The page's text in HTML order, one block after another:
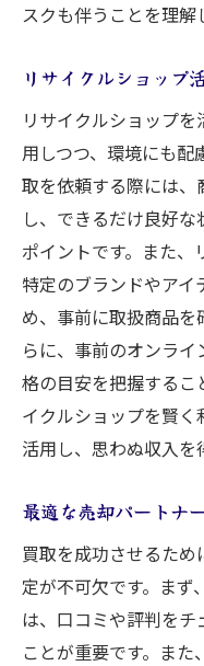
スクも伴うことを理解
リサイクルショップ
リサイクルショップ
用しつつ、環境にも配
取を依頼する際には、
し、できるだけ良好
ポイントです。また、
特定のブランドやア
め、事前に取扱商品
らに、事前のオンラ
格の目安を把握するこ
イクルショップを賢
活用し、思わぬ収入を
最適な売却パートナ
買取を成功させるた
定が不可欠です。まず
は、口コミや評判を
ことが重要です。ま